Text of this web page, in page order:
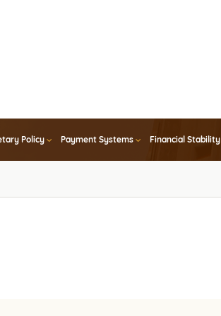
Policy Payment Systems Financial Stability